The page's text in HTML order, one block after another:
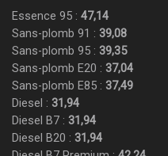
Essence 95 : 47,14
Sans-plomb 91 : 39,08
Sans-plomb 95 : 39,35
Sans-plomb E20 : 37,04
Sans-plomb E85 : 37,49
Diesel : 31,94
Diesel B7 : 31,94
Diesel B20 : 31,94